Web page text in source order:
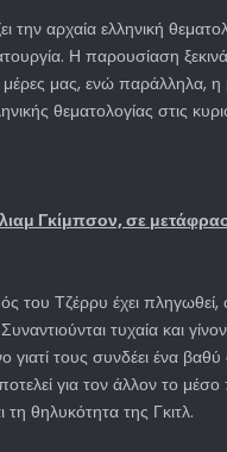
την αρχαία ελληνική
Η παρουσίαση
μας, ενώ παράλληλα, η
θεματολογίας στις
Γκίμπσον, σε
του Τζέρρυ έχει
τυχαία και
γιατί τους συνδέει ένα
για τον άλλον το
θηλυκότητα της Γκιτλ.